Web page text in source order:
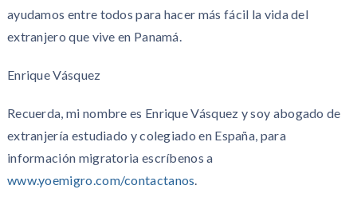
ayudamos entre todos para hacer más fácil la vida del
extranjero que vive en Panamá.
Enrique Vásquez
Recuerda, mi nombre es Enrique Vásquez y soy abogado de
extranjería estudiado y colegiado en España, para
información migratoria escríbenos a
www.yoemigro.com/contactanos